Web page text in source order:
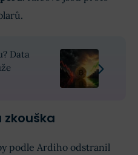
Data
podle Ardiho odstranil